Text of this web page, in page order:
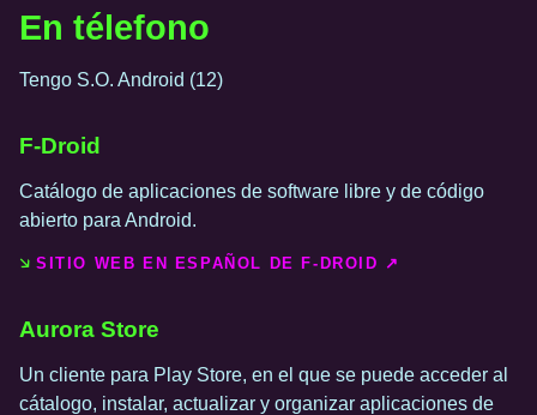
En télefono
Tengo S.O. Android (12)
F-Droid
Catálogo de aplicaciones de software libre y de código
abierto para Android.
SITIO WEB EN ESPAÑOL DE F-DROID ↗️
Aurora Store
Un cliente para Play Store, en el que se puede acceder al
cátalogo, instalar, actualizar y organizar aplicaciones de